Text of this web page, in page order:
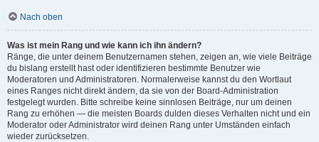
Nach oben
Was ist mein Rang und wie kann ich ihn ändern?
Ränge, die unter deinem Benutzernamen stehen, zeigen an, wie viele Beiträge
du bislang erstellt hast oder identifizieren bestimmte Benutzer wie
Moderatoren und Administratoren. Normalerweise kannst du den Wortlaut
eines Ranges nicht direkt ändern, da sie von der Board-Administration
festgelegt wurden. Bitte schreibe keine sinnlosen Beiträge, nur um deinen
Rang zu erhöhen — die meisten Boards dulden dieses Verhalten nicht und ein
Moderator oder Administrator wird deinen Rang unter Umständen einfach
wieder zurücksetzen.